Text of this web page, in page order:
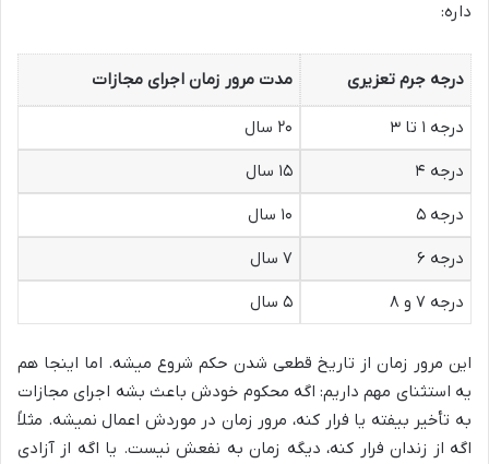
داره:
درجه جرم تعزیری مدت مرور زمان اجرای مجازات
درجه ۱ تا ۳
۲۰ سال
درجه ۴
۱۵ سال
درجه ۵
۱۰ سال
درجه ۶
۷ سال
درجه ۷ و ۸
۵ سال
این مرور زمان از تاریخ قطعی شدن حکم شروع میشه. اما اینجا هم
یه استثنای مهم داریم: اگه محکوم خودش باعث بشه اجرای مجازات
به تأخیر بیفته یا فرار کنه، مرور زمان در موردش اعمال نمیشه. مثلاً
اگه از زندان فرار کنه، دیگه زمان به نفعش نیست. یا اگه از آزادی